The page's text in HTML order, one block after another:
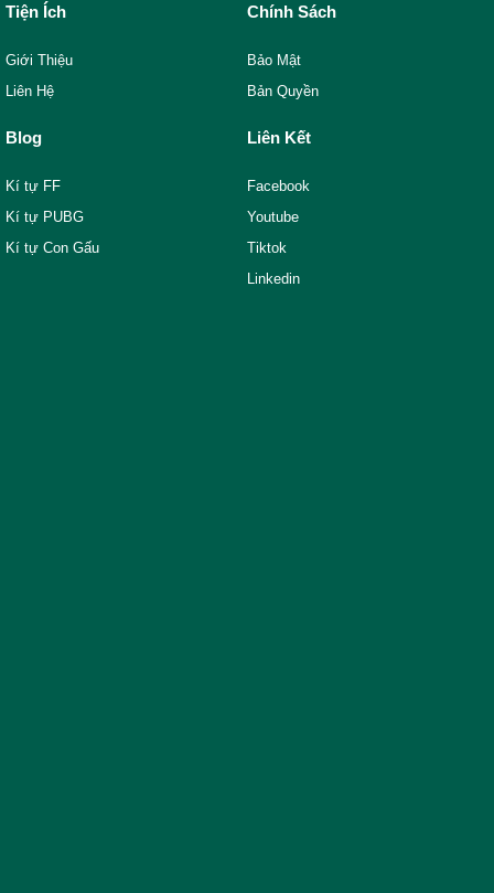
Tiện Ích
Giới Thiệu
Liên Hệ
Chính Sách
Bảo Mật
Bản Quyền
Blog
Kí tự FF
Kí tự PUBG
Kí tự Con Gấu
Liên Kết
Facebook
Youtube
Tiktok
Linkedin